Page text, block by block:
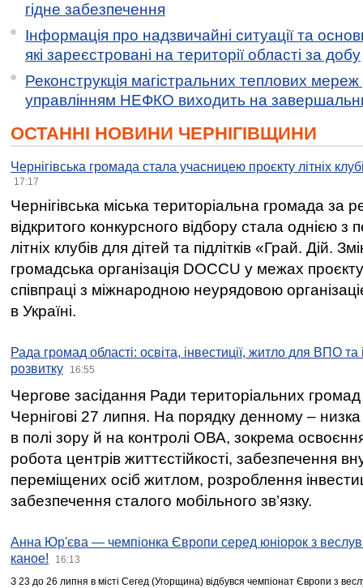
гідне забезпечення
Інформація про надзвичайні ситуації та
які зареєстровані на території області за добу
Реконструкція магістральних теплових мереж
управлінням НЕФКО виходить на
ОСТАННІ НОВИНИ ЧЕРНІГІВЩИНИ
Чернігівська громада стала учасницею проєкту літніх
17:17
Чернігівська міська територіальна громада за
відкритого конкурсного відбору стала однією
літніх клубів для дітей та підлітків «Грай. Дій.
громадська організація DOCCU у межах
співпраці з міжнародною неурядовою
в Україні.
Рада громад області: освіта, інвестиції, житло для ВПО
розвитку
16:55
Чергове засідання Ради територіальних громад
Чернігові 27 липня. На порядку денному –
в полі зору й на контролі ОВА, зокрема освоєння
робота центрів життєстійкості, забезпечення
переміщених осіб житлом, розроблення
забезпечення сталого мобільного зв’язку.
Анна Юр'єва — чемпіонка Європи серед юніорок з
каное!
16:13
З 23 до 26 липня в місті Сегед (Угорщина) відбувся чемпіонат Європи з